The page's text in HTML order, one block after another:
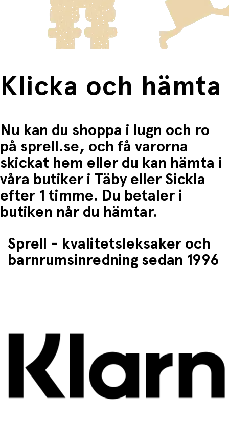
frakten för dessa varor visas i kassan.
Fri frakt när du handlar för mer än 1500:-
Klicka och hämta
Nu kan du shoppa i lugn och ro
på sprell.se, och få varorna
skickat hem eller du kan hämta i
våra butiker i Täby eller Sickla
efter 1 timme. Du betaler i
butiken når du hämtar.
Sprell - kvalitetsleksaker och
barnrumsinredning sedan 1996